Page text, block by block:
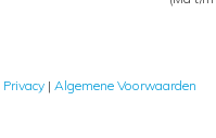
Privacy | Algemene Voorwaarden